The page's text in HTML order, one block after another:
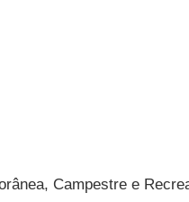
Campestre e